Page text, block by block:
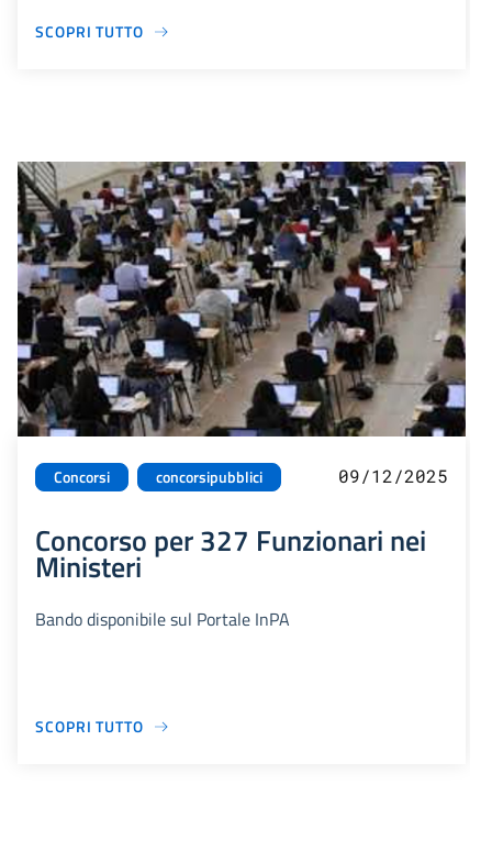
SCOPRI TUTTO
Concorsi concorsipubblici 09/12/2025
Concorso per 327 Funzionari nei
Ministeri
Bando disponibile sul Portale InPA
SCOPRI TUTTO